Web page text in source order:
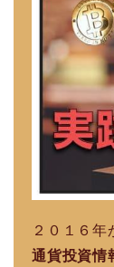
２０１６年
通貨投資情